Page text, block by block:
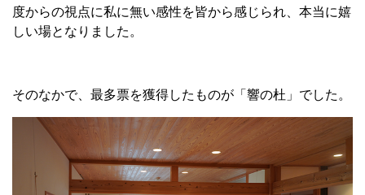
度からの視点に私に無い感性を皆から感じられ、本当に嬉
しい場となりました。
そのなかで、最多票を獲得したものが「響の杜」でした。